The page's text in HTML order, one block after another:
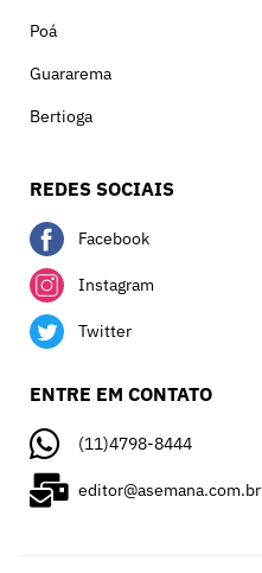
Poá
Guararema
Bertioga
REDES SOCIAIS
Facebook
Instagram
Twitter
ENTRE EM CONTATO
(11)4798-8444
editor@asemana.com.br